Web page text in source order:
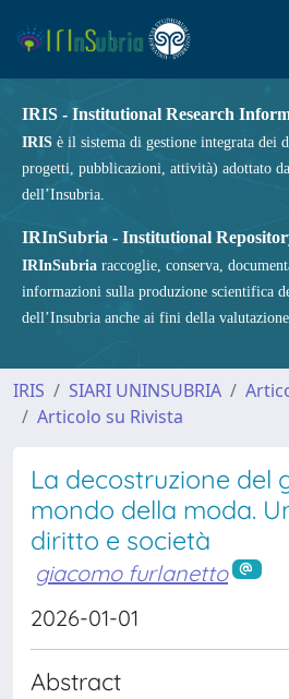
IRIS - Institutional Research
IRIS è il sistema di gestione integrata dei
progetti, pubblicazioni, attività) adottato
dell’Insubria.
IRInSubria - Institutional
IRInSubria raccoglie, conserva,
informazioni sulla produzione scientifica
dell’Insubria anche ai fini della
IRIS SIARI UNINSUBRIA
Articolo su Rivista
La decostruzione del
mondo della moda.
diritto e società
giacomo furlanetto
2026-01-01
Abstract